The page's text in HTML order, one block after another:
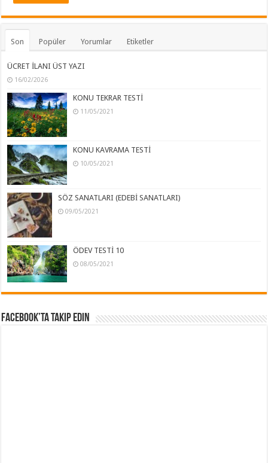
Son Popüler Yorumlar Etiketler
ÜCRET İLANI ÜST YAZI
16/02/2026
KONU TEKRAR TESTİ
11/05/2021
KONU KAVRAMA TESTİ
10/05/2021
SÖZ SANATLARI (EDEBİ SANATLARI)
09/05/2021
ÖDEV TESTİ 10
08/05/2021
Facebook’ta Takip Edin